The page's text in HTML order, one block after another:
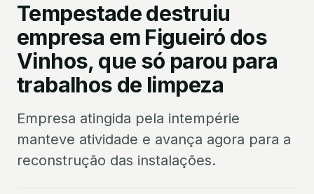
Tempestade destruiu
empresa em Figueiró dos
Vinhos, que só parou para
trabalhos de limpeza
Empresa atingida pela intempérie
manteve atividade e avança agora para a
reconstrução das instalações.